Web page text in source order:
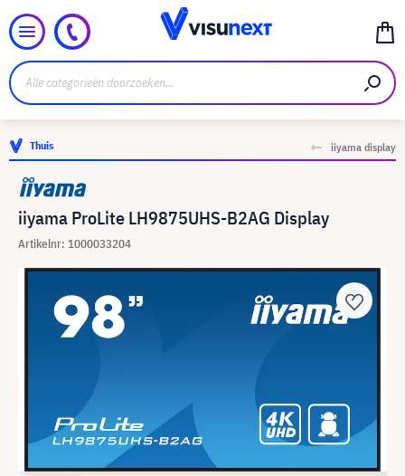
Thuis iiyama display
iiyama ProLite LH9875UHS-B2AG Display
Artikelnr: 1000033204